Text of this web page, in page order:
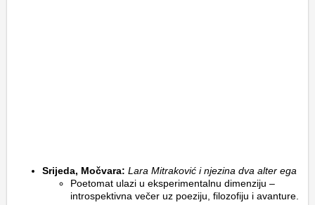
Srijeda, Močvara: Lara Mitraković i njezina dva alter ega
Poetomat ulazi u eksperimentalnu dimenziju –
introspektivna večer uz poeziju, filozofiju i avanture.